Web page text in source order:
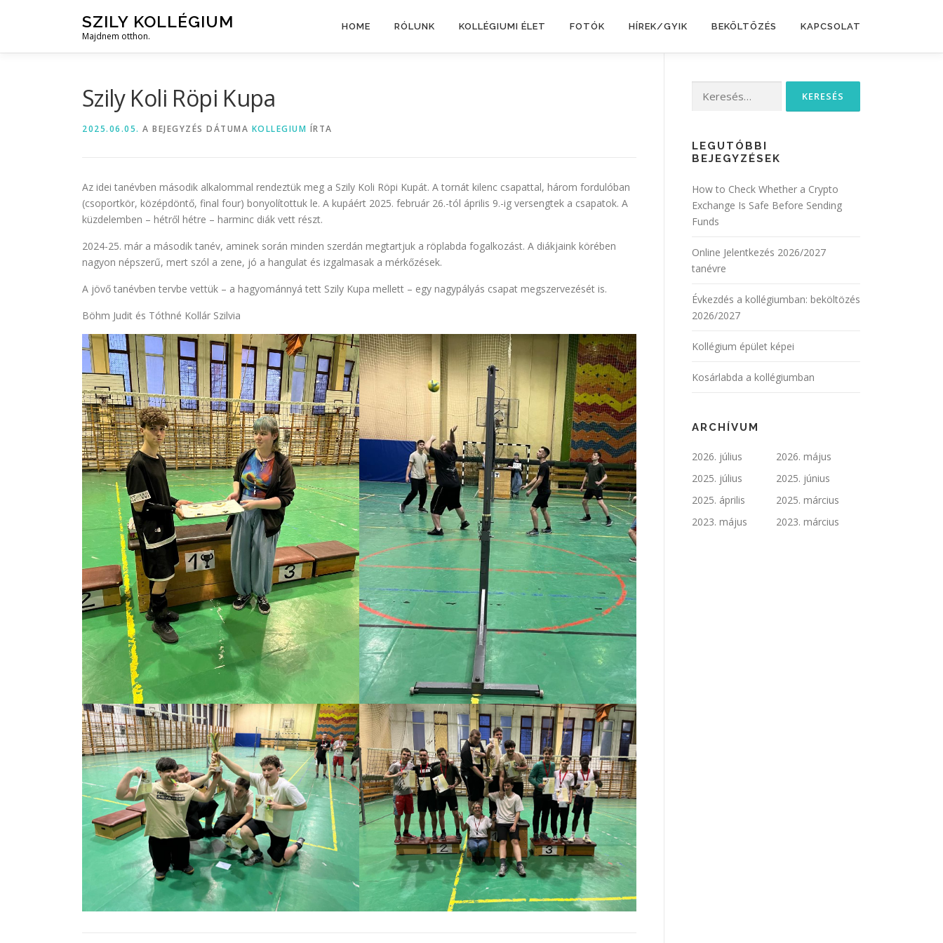
SZILY KOLLÉGIUM
Majdnem otthon.
HOME RÓLUNK KOLLÉGIUMI ÉLET FOTÓK HÍREK/GYIK BEKÖLTÖZÉS KAPCSOLAT
Szily Koli Röpi Kupa
2025.06.05. A BEJEGYZÉS DÁTUMA KOLLEGIUM ÍRTA
Az idei tanévben második alkalommal rendeztük meg a Szily Koli Röpi Kupát. A tornát kilenc csapattal, három fordulóban
(csoportkör, középdöntő, final four) bonyolítottuk le. A kupáért 2025. február 26.-tól április 9.-ig versengtek a csapatok. A
küzdelemben – hétről hétre – harminc diák vett részt.
2024-25. már a második tanév, aminek során minden szerdán megtartjuk a röplabda fogalkozást. A diákjaink körében
nagyon népszerű, mert szól a zene, jó a hangulat és izgalmasak a mérkőzések.
A jövő tanévben tervbe vettük – a hagyománnyá tett Szily Kupa mellett – egy nagypályás csapat megszervezését is.
Böhm Judit és Tóthné Kollár Szilvia
LEGUTÓBBI
BEJEGYZÉSEK
How to Check Whether a Crypto
Exchange Is Safe Before Sending
Funds
Online Jelentkezés 2026/2027
tanévre
Évkezdés a kollégiumban: beköltözés
2026/2027
Kollégium épület képei
Kosárlabda a kollégiumban
ARCHÍVUM
2026. július
2026. május
2025. július
2025. június
2025. április
2025. március
2023. május
2023. március